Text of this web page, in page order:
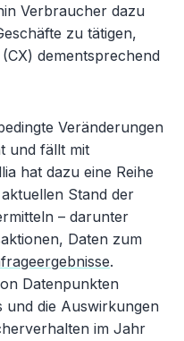
Verbraucher dazu
zu tätigen,
dementsprechend
Veränderungen
und fällt mit
hat dazu eine Reihe
Stand der
– darunter
Daten zum
.
Datenpunkten
und die Auswirkungen
im Jahr